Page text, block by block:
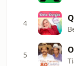
4
5